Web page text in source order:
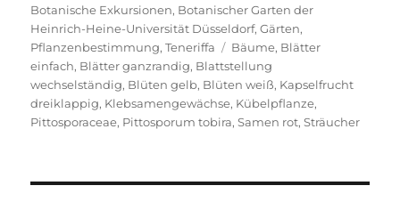
am
Botanische Exkursionen, Botanischer Garten der
Heinrich-Heine-Universität Düsseldorf,Gärten,
Pflanzenbestimmung,Teneriffa Schlagwörter
Bäume, Blätter
einfach, Blätter ganzrandig, Blattstellung
wechselständig, Blüten gelb, Blüten weiß, Kapselfrucht
dreiklappig, Klebsamengewächse, Kübelpflanze,
Pittosporaceae, Pittosporum tobira,Samen rot,Sträucher